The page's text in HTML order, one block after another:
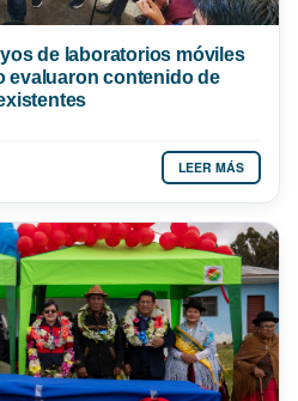
de laboratorios móviles
evaluaron contenido de
LEER MÁS